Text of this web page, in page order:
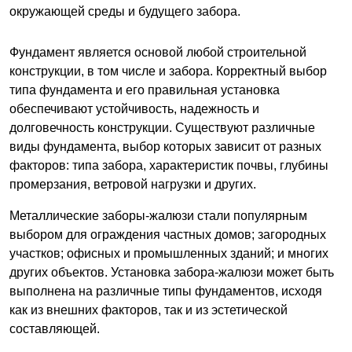
окружающей среды и будущего забора.
Фундамент является основой любой строительной
конструкции, в том числе и забора. Корректный выбор
типа фундамента и его правильная установка
обеспечивают устойчивость, надежность и
долговечность конструкции. Существуют различные
виды фундамента, выбор которых зависит от разных
факторов: типа забора, характеристик почвы, глубины
промерзания, ветровой нагрузки и других.
Металлические заборы-жалюзи стали популярным
выбором для ограждения частных домов; загородных
участков; офисных и промышленных зданий; и многих
других объектов. Установка забора-жалюзи может быть
выполнена на различные типы фундаментов, исходя
как из внешних факторов, так и из эстетической
составляющей.